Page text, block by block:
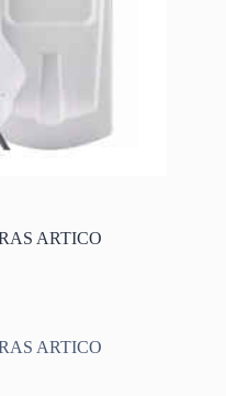
ARTICO
ARTICO